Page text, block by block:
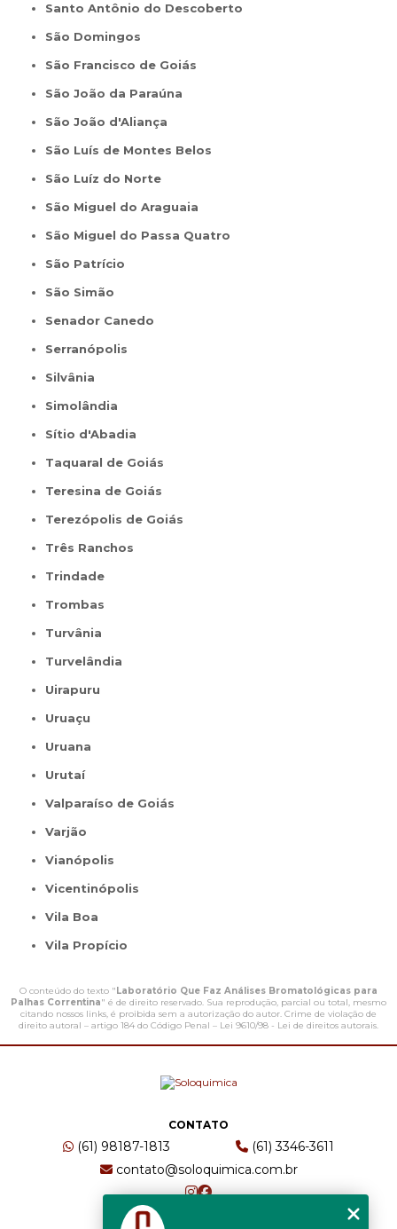
Santo Antônio do Descoberto
São Domingos
São Francisco de Goiás
São João da Paraúna
São João d'Aliança
São Luís de Montes Belos
São Luíz do Norte
São Miguel do Araguaia
São Miguel do Passa Quatro
São Patrício
São Simão
Senador Canedo
Serranópolis
Silvânia
Simolândia
Sítio d'Abadia
Taquaral de Goiás
Teresina de Goiás
Terezópolis de Goiás
Três Ranchos
Trindade
Trombas
Turvânia
Turvelândia
Uirapuru
Uruaçu
Uruana
Urutaí
Valparaíso de Goiás
Varjão
Vianópolis
Vicentinópolis
Vila Boa
Vila Propício
O conteúdo do texto " Laboratório Que Faz Análises Bromatológicas para
Palhas Correntina" é de direito reservado. Sua reprodução, parcial ou total, mesmo
citando nossos links, é proibida sem a autorização do autor. Crime de violação de
direito autoral – artigo 184 do Código Penal – Lei 9610/98 - Lei de direitos autorais.
CONTATO
(61) 98187-1813
(61) 3346-3611
contato@soloquimica.com.br